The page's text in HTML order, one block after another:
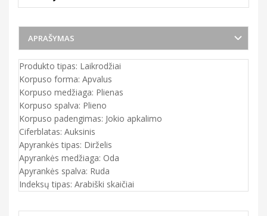
APRAŠYMAS
Produkto tipas: Laikrodžiai
Korpuso forma: Apvalus
Korpuso medžiaga: Plienas
Korpuso spalva: Plieno
Korpuso padengimas: Jokio apkalimo
Ciferblatas: Auksinis
Apyrankės tipas: Dirželis
Apyrankės medžiaga: Oda
Apyrankės spalva: Ruda
Indeksų tipas: Arabiški skaičiai